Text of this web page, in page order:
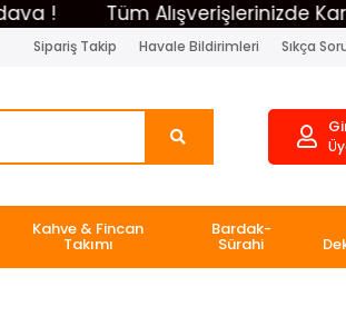
Tüm Alışverişlerinizde Kargo
Sipariş Takip Havale Bildirimleri Sıkça
Kahve & Fincan
Takımı
Bardak-
Sürahi